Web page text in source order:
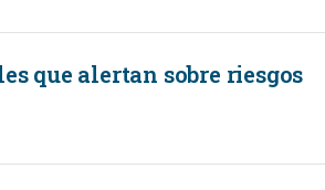
que alertan sobre riesgos